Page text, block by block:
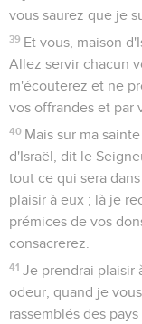
vous saurez que je
39 Et vous, maison
Allez servir chacun
m'écouterez et ne
vos offrandes et par
40 Mais sur ma
d'Israël, dit le
tout ce qui sera
plaisir à eux ; là je
prémices de vos
consacrerez.
41 Je prendrai plaisir
odeur, quand je
rassemblés des